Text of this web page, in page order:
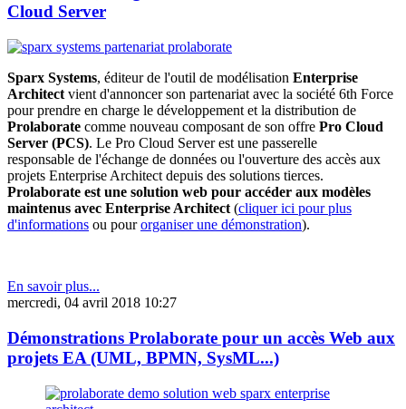
Cloud Server
Sparx Systems, éditeur de l'outil de modélisation Enterprise
Architect vient d'annoncer son partenariat avec la société 6th Force
pour prendre en charge le développement et la distribution de
Prolaborate comme nouveau composant de son offre Pro Cloud
Server (PCS). Le Pro Cloud Server est une passerelle
responsable de l'échange de données ou l'ouverture des accès aux
projets Enterprise Architect depuis des solutions tierces.
Prolaborate est une solution web pour accéder aux modèles
maintenus avec Enterprise Architect (cliquer ici pour plus
d'informations ou pourorganiser une démonstration).
En savoir plus...
mercredi, 04 avril 2018 10:27
Démonstrations Prolaborate pour un accès Web aux
projets EA (UML, BPMN, SysML...)